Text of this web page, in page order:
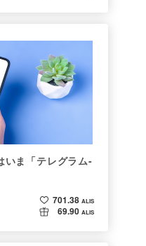
いま「テレグラム-
701.38 ALIS
69.90 ALIS